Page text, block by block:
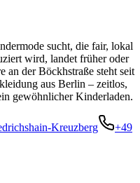
sucht, die fair, lokal
wird, landet früher oder
an der Böckhstraße steht seit
aus Berlin – zeitlos,
gewöhnlicher Kinderladen.
Kreuzberg
+49